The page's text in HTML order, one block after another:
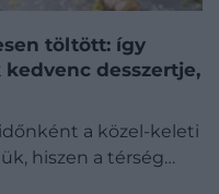
töltött: így
desszertje,
a közel-keleti
hiszen a térség…